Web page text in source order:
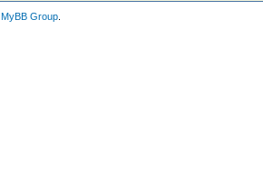
MyBB Group.